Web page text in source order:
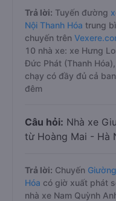
Trả lời: Tuyến đường
Nội Thanh Hóa trung
chuyến trên
10 nhà xe: xe Hưng
Đức Phát (Thanh
chạy có đầy đủ cả
đêm
Câu hỏi: Nhà xe
từ Hoàng Mai - Hà
Trả lời: Chuyến
Hóa có giờ xuất phát
nhà xe Nam Quỳnh